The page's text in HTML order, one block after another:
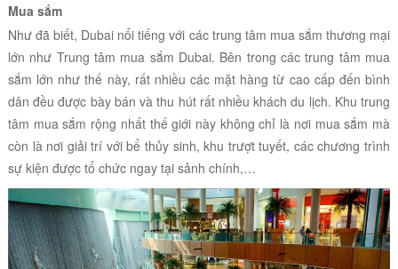
Mua sắm
Như đã biết, Dubai nổi tiếng với các trung tâm mua sắm thương mại
lớn như Trung tâm mua sắm Dubai. Bên trong các trung tâm mua
sắm lớn như thế này, rất nhiều các mặt hàng từ cao cấp đến bình
dân đều được bày bán và thu hút rất nhiều khách du lịch. Khu trung
tâm mua sắm rộng nhất thế giới này không chỉ là nơi mua sắm mà
còn là nơi giải trí với bể thủy sinh, khu trượt tuyết, các chương trình
sự kiện được tổ chức ngay tại sảnh chính,…